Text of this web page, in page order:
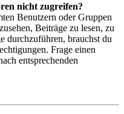
nicht zugreifen?
Benutzern oder Gruppen
Beiträge zu lesen, zu
durchzuführen, brauchst du
Frage einen
entsprechenden